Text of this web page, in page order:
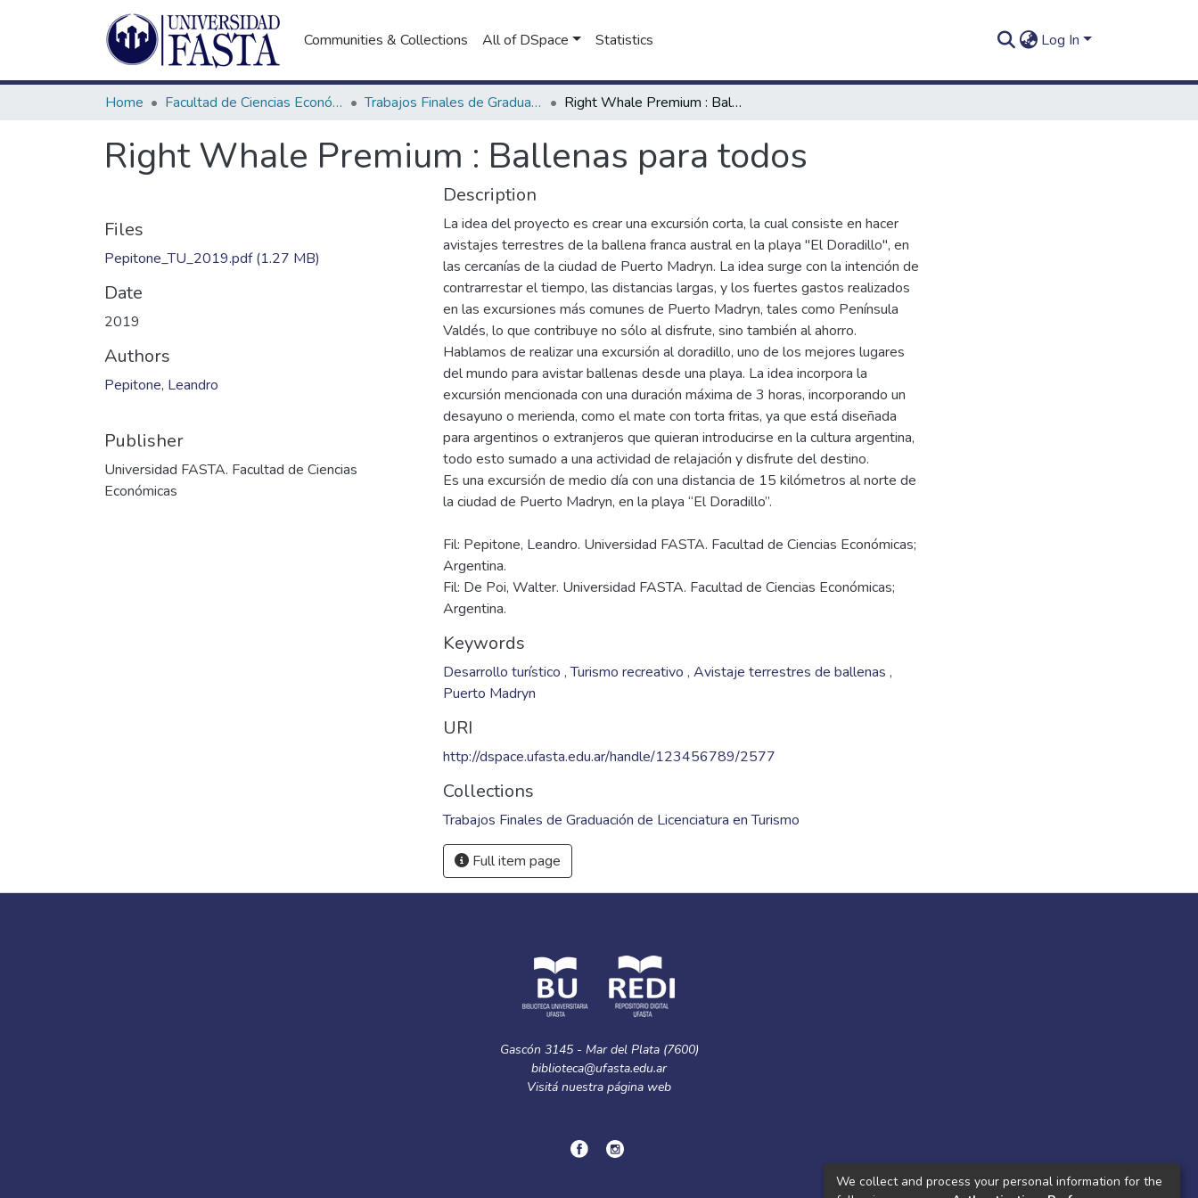
Communities & Collections All of DSpace Statistics Log In
Home Facultad de Ciencias Económicas Trabajos Finales de Graduación de Licenciatura en Turismo Right Whale Premium : Ballenas para todos
Right Whale Premium : Ballenas para todos
Files
Pepitone_TU_2019.pdf(1.27 MB)
Date
2019
Authors
Pepitone, Leandro
Publisher
Universidad FASTA. Facultad de Ciencias
Económicas
Description
La idea del proyecto es crear una excursión corta, la cual consiste en hacer
avistajes terrestres de la ballena franca austral en la playa "El Doradillo", en
las cercanías de la ciudad de Puerto Madryn. La idea surge con la intención de
contrarrestar el tiempo, las distancias largas, y los fuertes gastos realizados
en las excursiones más comunes de Puerto Madryn, tales como Península
Valdés, lo que contribuye no sólo al disfrute, sino también al ahorro.
Hablamos de realizar una excursión al doradillo, uno de los mejores lugares
del mundo para avistar ballenas desde una playa. La idea incorpora la
excursión mencionada con una duración máxima de 3 horas, incorporando un
desayuno o merienda, como el mate con torta fritas, ya que está diseñada
para argentinos o extranjeros que quieran introducirse en la cultura argentina,
todo esto sumado a una actividad de relajación y disfrute del destino.
Es una excursión de medio día con una distancia de 15 kilómetros al norte de
Fil: Pepitone, Leandro. Universidad FASTA. Facultad de Ciencias Económicas;
Argentina.
Fil: De Poi, Walter. Universidad FASTA. Facultad de Ciencias Económicas;
Argentina.
Keywords
Desarrollo turístico ,Turismo recreativo , Avistaje terrestres de ballenas ,
Puerto Madryn
URI
http://dspace.ufasta.edu.ar/handle/123456789/2577
Collections
Trabajos Finales de Graduación de Licenciatura en Turismo
Full item page
Gascón 3145 - Mar del Plata (7600)
biblioteca@ufasta.edu.ar
Visitá nuestra página web
We collect and process your personal information for the